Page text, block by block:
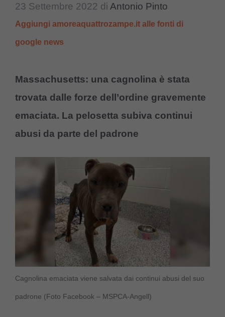
23 Settembre 2022 di Antonio Pinto
Aggiungi amoreaquattrozampe.it alle fonti di
google news
Massachusetts: una cagnolina è stata
trovata dalle forze dell’ordine gravemente
emaciata. La pelosetta subiva continui
abusi da parte del padrone
Cagnolina emaciata viene salvata dai continui abusi del suo
padrone (Foto Facebook – MSPCA-Angell)